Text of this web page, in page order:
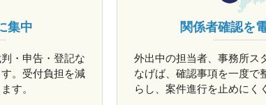
集中
・申告・登記な
。受付負担を減
す。
関係者確認を
外出中の担当者、事務所ス
なげば、確認事項を一度で
らし、案件進行を止めにく